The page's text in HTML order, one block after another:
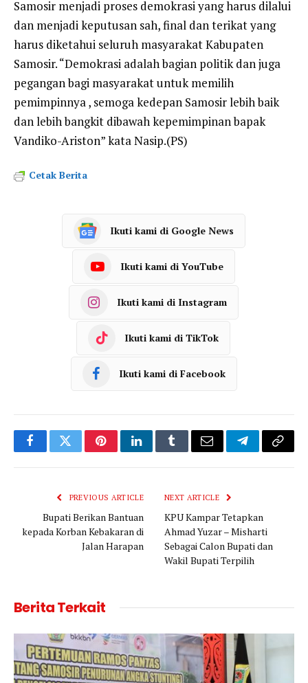
Samosir menjadi proses demokrasi yang harus dilalui
dan menjadi keputusan sah, final dan terikat yang
harus diketahui seluruh masyarakat Kabupaten
Samosir. “Demokrasi adalah bagian politik dan juga
pegangan bagi masyarakat untuk memilih
pemimpinnya , semoga kedepan Samosir lebih baik
dan lebih bangkit dibawah kepemimpinan bapak
Vandiko-Ariston” kata Nasip.(PS)
Cetak Berita
Ikuti kami di Google News
Ikuti kami di YouTube
Ikuti kami di Instagram
Ikuti kami di TikTok
Ikuti kami di Facebook
FacebookTwitterPinterestLinkedInTumblrEmail TelegramCopy
PREVIOUS ARTICLE
Bupati Berikan Bantuan
kepada Korban Kebakaran di
Jalan Harapan
NEXT ARTICLE
KPU Kampar Tetapkan
Ahmad Yuzar – Misharti
Sebagai Calon Bupati dan
Wakil Bupati Terpilih
Berita Terkait